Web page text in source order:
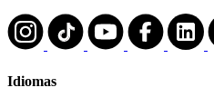
Idiomas